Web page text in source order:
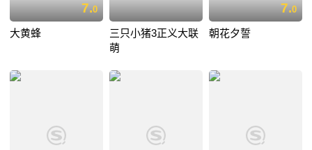
7.0
大黄蜂
三只小猪3正义大联
萌
7.0
朝花夕誓